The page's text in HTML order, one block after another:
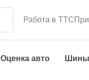
Работа в ТТС
Оценка авто Шины